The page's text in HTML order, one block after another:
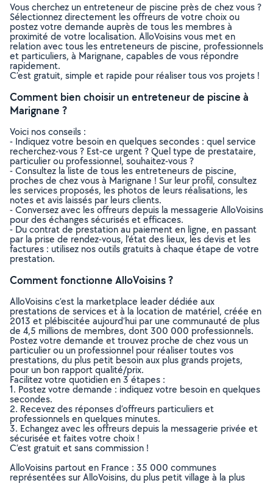
Vous cherchez un entreteneur de piscine près de chez vous ?
Sélectionnez directement les offreurs de votre choix ou
postez votre demande auprès de tous les membres à
proximité de votre localisation. AlloVoisins vous met en
relation avec tous les entreteneurs de piscine, professionnels
et particuliers, à Marignane, capables de vous répondre
rapidement.
C’est gratuit, simple et rapide pour réaliser tous vos projets !
Comment bien choisir un entreteneur de piscine à
Marignane ?
Voici nos conseils :
- Indiquez votre besoin en quelques secondes : quel service
recherchez-vous ? Est-ce urgent ? Quel type de prestataire,
particulier ou professionnel, souhaitez-vous ?
- Consultez la liste de tous les entreteneurs de piscine,
proches de chez vous à Marignane ! Sur leur profil, consultez
les services proposés, les photos de leurs réalisations, les
notes et avis laissés par leurs clients.
- Conversez avec les offreurs depuis la messagerie AlloVoisins
pour des échanges sécurisés et efficaces.
- Du contrat de prestation au paiement en ligne, en passant
par la prise de rendez-vous, l’état des lieux, les devis et les
factures : utilisez nos outils gratuits à chaque étape de votre
prestation.
Comment fonctionne AlloVoisins ?
AlloVoisins c’est la marketplace leader dédiée aux
prestations de services et à la location de matériel, créée en
2013 et plébiscitée aujourd’hui par une communauté de plus
de 4,5 millions de membres, dont 300 000 professionnels.
Postez votre demande et trouvez proche de chez vous un
particulier ou un professionnel pour réaliser toutes vos
prestations, du plus petit besoin aux plus grands projets,
pour un bon rapport qualité/prix.
Facilitez votre quotidien en 3 étapes :
1. Postez votre demande : indiquez votre besoin en quelques
secondes.
2. Recevez des réponses d’offreurs particuliers et
professionnels en quelques minutes.
3. Echangez avec les offreurs depuis la messagerie privée et
sécurisée et faites votre choix !
C’est gratuit et sans commission !
AlloVoisins partout en France : 35 000 communes
représentées sur AlloVoisins, du plus petit village à la plus